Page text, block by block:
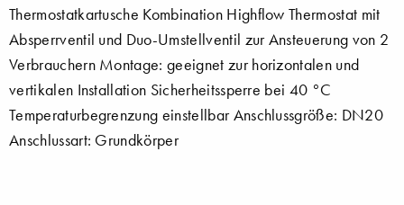
Thermostatkartusche Kombination Highflow Thermostat mit
Absperrventil und Duo-Umstellventil zur Ansteuerung von 2
Verbrauchern Montage: geeignet zur horizontalen und
vertikalen Installation Sicherheitssperre bei 40 °C
Temperaturbegrenzung einstellbar Anschlussgröße: DN20
Anschlussart: Grundkörper